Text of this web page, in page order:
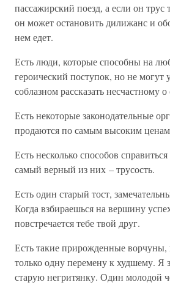
пассажирский поезд, а если он трус
он может остановить дилижанс и
нем едет.
Есть люди, которые способны на
героический поступок, но не могут
соблазном рассказать несчастному о
Есть некоторые законодательные
продаются по самым высоким
Есть несколько способов
самый верный из них – трусость.
Есть один старый тост,
Когда взбираешься на вершину
повстречается тебе твой друг.
Есть такие прирожденные ворчуны,
только одну перемену к худшему. Я
старую негритянку. Один молодой